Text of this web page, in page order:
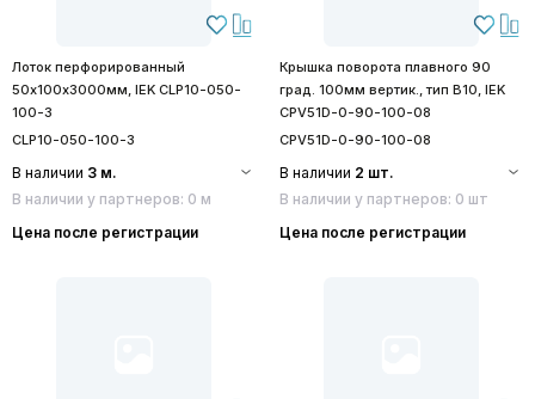
Лоток перфорированный
50х100х3000мм, IEK CLP10-050-
100-3
CLP10-050-100-3
В наличии 3 м.
В наличии у партнеров: 0 м
Цена после регистрации
Крышка поворота плавного 90
град. 100мм вертик., тип В10, IEK
CPV51D-0-90-100-08
CPV51D-0-90-100-08
В наличии 2 шт.
В наличии у партнеров: 0 шт
Цена после регистрации